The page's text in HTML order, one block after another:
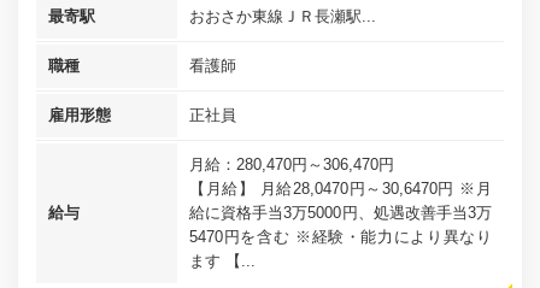
最寄駅 おおさか東線ＪＲ長瀬駅...
職種 看護師
雇用形態 正社員
給与
月給：280,470円～306,470円
【月給】 月給28,0470円～30,6470円 ※月
給に資格手当3万5000円、処遇改善手当3万
5470円を含む ※経験・能力により異なり
ます 【...